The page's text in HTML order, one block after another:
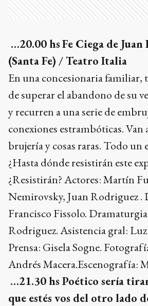
…20.00 hsFe Ciega de
(Santa Fe) / Teatro Italia
En una concesionaria familiar,
de superar el abandono de su
y recurren a una serie de
conexiones estrambóticas. Van
brujería y cosas raras. Todo un
¿Hasta dónde resistirán este
¿Resistirán? Actores: Martín
Nemirovsky, Juan Rodriguez .
Francisco Fissolo.
Rodriguez. Asistencia gral:
Prensa: Gisela Sogne.
Andrés Macera.Escenografía:
…21.30 hs Poético sería
que estés vos del otro lado